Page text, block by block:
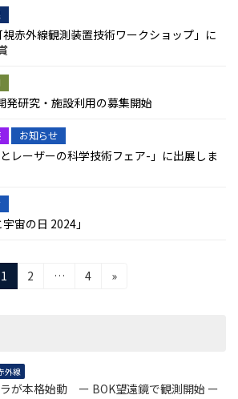
赤外線観測装置技術ワークショップ」に
研究・施設利用の募集開始
お知らせ
レーザーの科学技術フェア-」に出展しま
宙の日 2024」
固
定
1
固
2 …
固
4 »
外線
が本格始動 ー BOK望遠鏡で観測開始 ー